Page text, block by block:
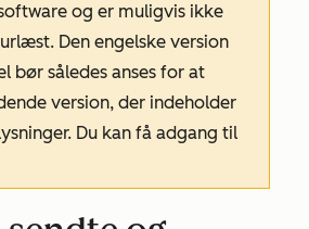
og er muligvis ikke
Den engelske version
bør således anses for at
version, der indeholder
Du kan få adgang til